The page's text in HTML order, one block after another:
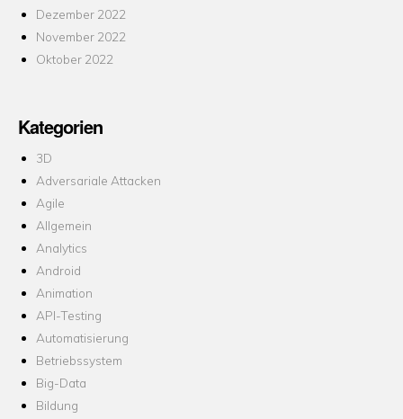
Dezember 2022
November 2022
Oktober 2022
Kategorien
3D
Adversariale Attacken
Agile
Allgemein
Analytics
Android
Animation
API-Testing
Automatisierung
Betriebssystem
Big-Data
Bildung